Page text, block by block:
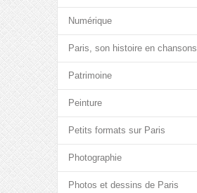
Numérique
Paris, son histoire en chansons
Patrimoine
Peinture
Petits formats sur Paris
Photographie
Photos et dessins de Paris